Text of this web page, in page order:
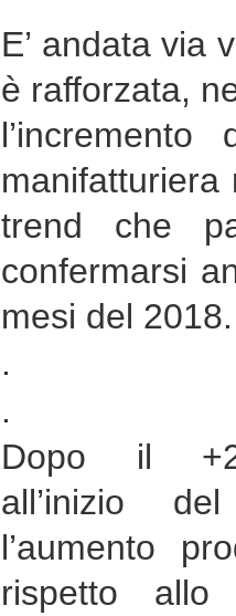
E’ andata via
è rafforzata,
l’incremento
trend che
confermarsi
mesi del 2018.
.
.
Dopo il
all’inizio
l’aumento
rispetto allo